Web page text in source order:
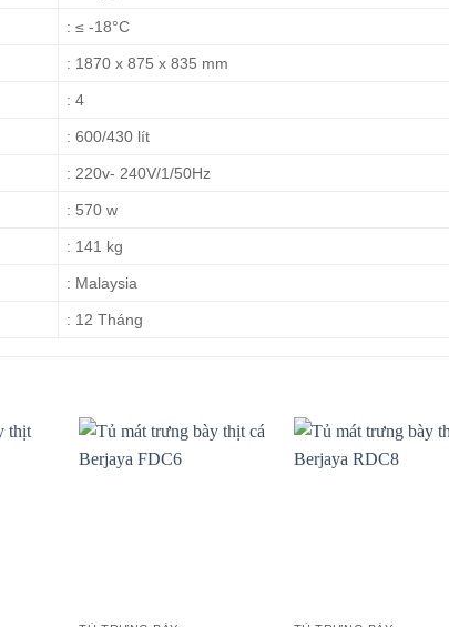
: ≤ -18°C
: 1870 x 875 x 835 mm
: 4
: 600/430 lít
: 220v- 240V/1/50Hz
: 570 w
: 141 kg
: Malaysia
: 12 Tháng